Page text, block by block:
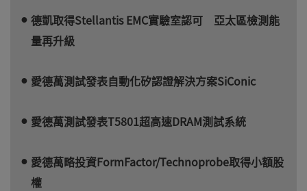
德凱取得Stellantis EMC實驗室認可 亞太區檢測能
量再升級
愛德萬測試發表自動化矽認證解決方案SiConic
愛德萬測試發表T5801超高速DRAM測試系統
愛德萬略投資FormFactor/Technoprobe取得小額股
權